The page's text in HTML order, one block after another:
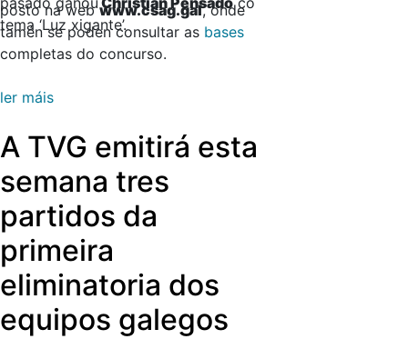
posto na webwww.csag.gal, onde
tamén se poden consultar as bases
completas do concurso.
tema ‘Luz xigante’.
ler máis
A TVG emitirá esta
semana tres
partidos da
primeira
eliminatoria dos
equipos galegos